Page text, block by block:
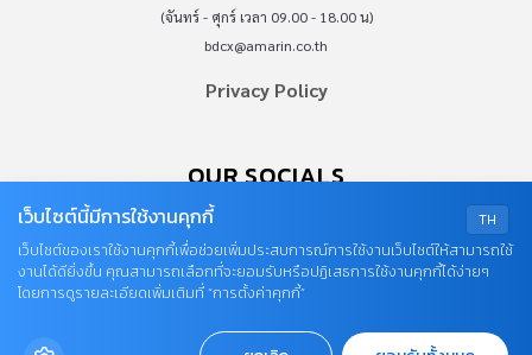
(จันทร์ - ศุกร์ เวลา 09.00 - 18.00 น)
bdcx@amarin.co.th
Privacy Policy
OUR SOCIALS
© COPYRIGHT 2026
TH
เว็บไซต์นี้มีการใช้งานคุกกี้
เว็บไซต์ของเราใช้งานคุกกี้เพื่อช่วยเพิ่มประสบการณ์การใช้งานเว็บไซต์ให้สามารถใช้
งานได้ดียิ่งขึ้น คุณสามารถเลือกที่จะยอมรับหรือปฏิเสธการใช้งานคุกกี้ได้ง่ายๆ
โดยการดูรายละเอียดเพิ่มเติมที่ “การตั้งค่าคุกกี้”